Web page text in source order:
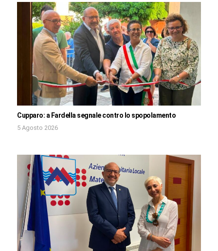
Cupparo: a Fardella segnale contro lo spopolamento
5 Agosto 2026